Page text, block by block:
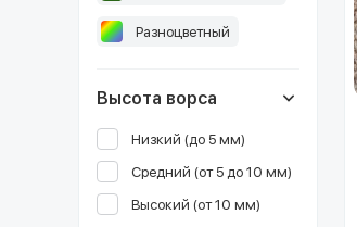
Разноцветный
Высота ворса
Низкий (до 5 мм)
Средний (от 5 до 10 мм)
Высокий (от 10 мм)